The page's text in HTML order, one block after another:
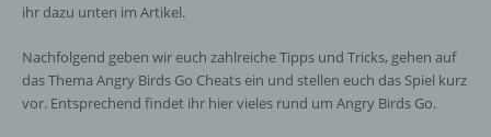
ihr dazu unten im Artikel.
Nachfolgend geben wir euch zahlreiche Tipps und Tricks, gehen auf
das Thema Angry Birds Go Cheats ein und stellen euch das Spiel kurz
vor. Entsprechend findet ihr hier vieles rund um Angry Birds Go.